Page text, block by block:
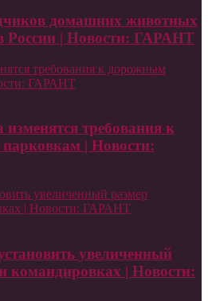
домашних животных
России | Новости: ГАРАНТ
требования к дорожным
ГАРАНТ
изменятся требования к
| Новости:
увеличенный размер
| Новости: ГАРАНТ
увеличенный
командировках | Новости: